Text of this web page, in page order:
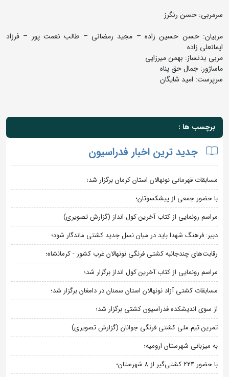
سرمربی: حسن رنگرز
مربیان: حسن حسین زاده – مجید رمضانی – طالب نعمت پور – فرزاد
ایمانعلی زاده
مربی بدنساز: بهمن میرزایی
ماساژور: جمال حق پناه
سرپرست: امید شایگان
برچسب ها :
جدید ترین اخبار فدراسیون
مسابقات قهرمانی نونهالان استان کرمان برگزار شد؛
با حضور جمعی از پیشکسوتان؛
مراسم رونمایی از کتاب آخرین کول انداز (گزارش تصویری)
دبیر: فرهنگ شهدا باید در میان نسل جدید کشتی ماندگار شود؛
رقابت‌های چندجانبه کشتی فرنگی نونهالان غرب کشور - کرمانشاه؛
مراسم رونمایی از کتاب آخرین کول انداز برگزار شد؛
مسابقات کشتی آزاد نونهالان استان سمنان در دامغان برگزار شد؛
از سوی اندیشکده فدراسیون کشتی برگزار شد؛
تمرین تیم ملی کشتی فرنگی جوانان (گزارش تصویری)
به میزبانی شهرستان ارومیه؛
با حضور ۲۲۴ کشتی‌گیر از ۸ شهرستان؛